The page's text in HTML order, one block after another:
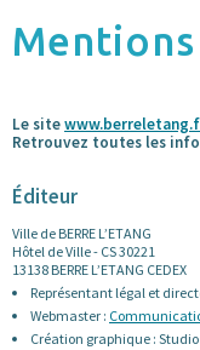
Le site
Retrouvez toutes les
Éditeur
Ville de BERRE L’ETANG
Hôtel de Ville - CS 30221
13138 BERRE L’ETANG CEDEX
Représentant légal et
Webmaster :
Création graphique :